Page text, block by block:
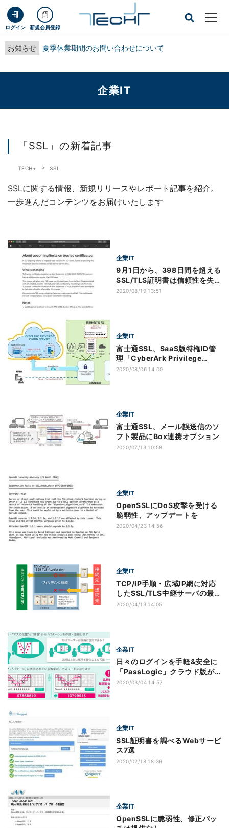
ログイン 新規会員登録
お知らせ 夏季休業期間のお問い合わせについて
企業IT
「SSL」の新着記事
TECH+ SSL
SSLに関する情報、新規リリースやレポート記事を紹介。
一歩進んだコンテンツをお届けいたします
企業IT
9月1日から、398日間を超える
SSL/TLS証明書は信頼性を失
うため要注意
2020/08/19 13:51
企業IT
富士通SSL、SaaS版特権ID管
理「CyberArk Privilege
Cloud」販売
2020/08/06 14:00
企業IT
富士通SSL、メール誤送信のソ
フト製品にBox連携オプション
2020/07/13 10:58
企業IT
OpenSSLにDoS攻撃を受ける
脆弱性、アップデートを
2020/04/23 14:56
企業IT
TCP/IP手順・広域IP網に対応
したSSL/TLS中継サーバの最
新版
2020/04/13 14:05
企業IT
日々のログインを手軽&安全に
「PassLogic」クラウド版が
リリース
2020/03/04 14:57
企業IT
SSL証明書を調べるWebサービ
ス7選
2020/02/18 18:39
企業IT
OpenSSLに脆弱性、修正パッ